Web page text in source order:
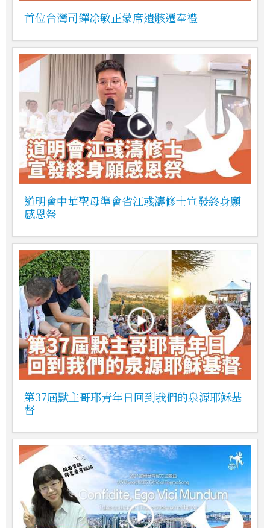
首位台灣司鐸凃敏正蒙席遺骸遷奉禮
道明會中華聖母準會省江彧濤修士宣發終身願
感恩祭
第37屆默主哥耶青年日回到我們的泉源耶穌基
督